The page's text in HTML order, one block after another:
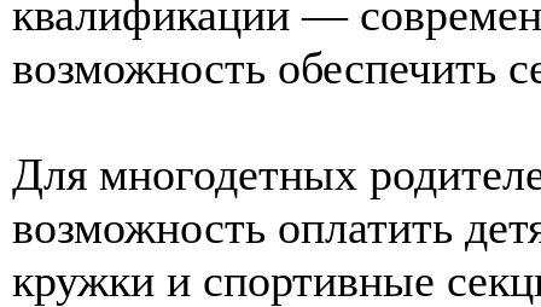
квалификации —
возможность обеспечить
Для многодетных
возможность оплатить
кружки и спортивные